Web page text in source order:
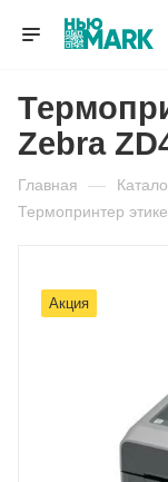
Zebra
Главная —
Термопринтер
Акция